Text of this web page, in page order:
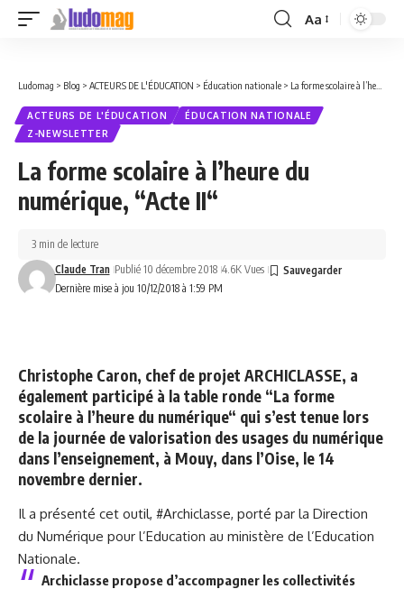
Font
Aa
Ludomag > Blog > ACTEURS DE L'ÉDUCATION > Éducation nationale > La forme scolaire à l’heure du numérique, “Acte II“
ACTEURS DE L'ÉDUCATION
ÉDUCATION NATIONALE
Z-NEWSLETTER
La forme scolaire à l’heure du
numérique, “Acte II“
Dernière mise à jou 10/12/2018 à 1:59 PM
Claude Tran Publié 10 décembre 2018 4.6K Vues
3 min de lecture
Christophe Caron, chef de projet ARCHICLASSE, a
également participé à la table ronde “La forme
scolaire à l’heure du numérique“ qui s’est tenue lors
de la journée de valorisation des usages du numérique
dans l’enseignement, à Mouy, dans l’Oise, le 14
novembre dernier.
Il a présenté cet outil, #Archiclasse, porté par la Direction
du Numérique pour l’Education au ministère de l’Education
Nationale.
Archiclasse propose d’accompagner les collectivités